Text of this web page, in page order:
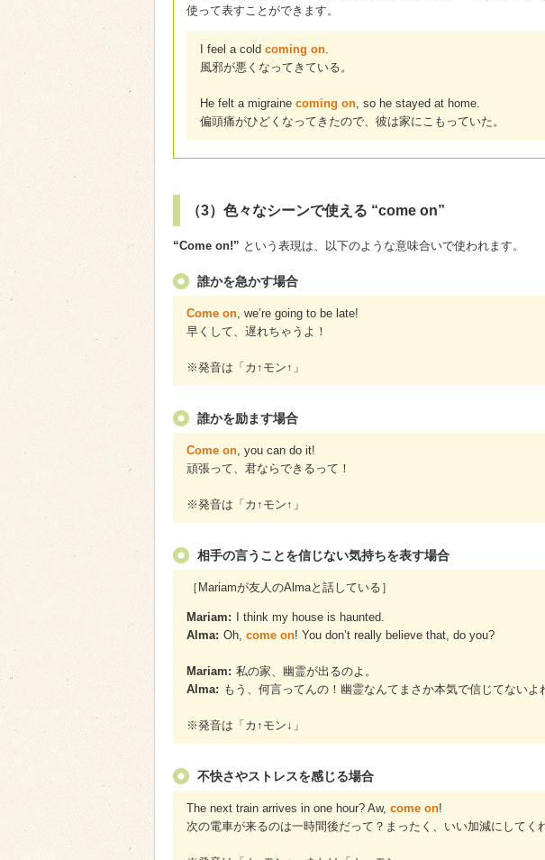
使って表すことができます。
I feel a cold coming on.
風邪が悪くなってきている。
He felt a migraine coming on, so he stayed at home.
偏頭痛がひどくなってきたので、彼は家にこもっていた。
（3）色々なシーンで使える “come on”
“Come on!” という表現は、以下のような意味合いで使われます。
誰かを急かす場合
Come on, we’re going to be late!
早くして、遅れちゃうよ！
※発音は「カ↑モン↑」
誰かを励ます場合
Come on, you can do it!
頑張って、君ならできるって！
※発音は「カ↑モン↑」
相手の言うことを信じない気持ちを表す場合
［Mariamが友人のAlmaと話している］
Mariam:
I think my house is haunted.
Alma: Oh, come on! You don’t really believe that, do you?
Mariam: 私の家、幽霊が出るのよ。
Alma: もう、何言ってんの！幽霊なんてまさか本気で信じてないよ
※発音は「カ↑モン↓」
不快さやストレスを感じる場合
The next train arrives in one hour? Aw, come on!
次の電車が来るのは一時間後だって？まったく、いい加減にしてく